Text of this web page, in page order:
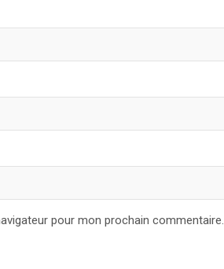
pour mon prochain commentaire.